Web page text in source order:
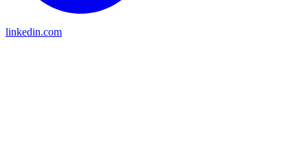
linkedin.com